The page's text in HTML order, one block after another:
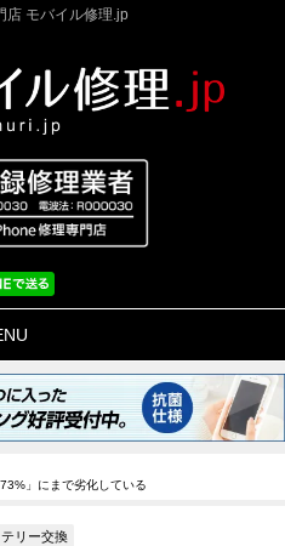
店 モバイル修理.jp
」にまで劣化している
リー交換